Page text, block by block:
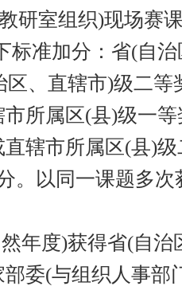
研室组织)现场赛
标准加分：省(自
区、直辖市)级二
所属区(县)级一
辖市所属区(县)
。以同一课题多
年度)获得省(自
委(与组织人事部